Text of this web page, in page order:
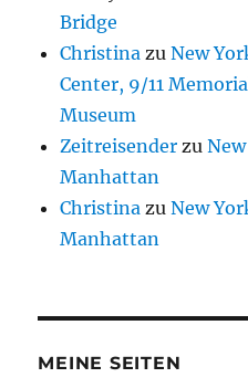
Bridge
Christina zuNew
Center, 9/11
Museum
Zeitreisender zu
Manhattan
Christina zuNew
Manhattan
MEINE SEITEN